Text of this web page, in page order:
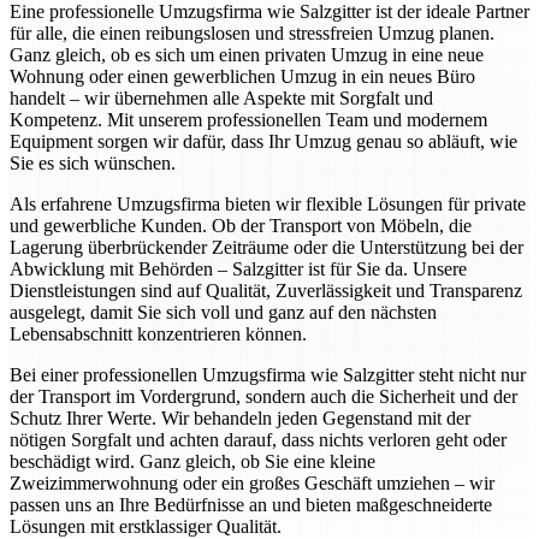
Eine professionelle Umzugsfirma wie Salzgitter ist der ideale Partner
für alle, die einen reibungslosen und stressfreien Umzug planen.
Ganz gleich, ob es sich um einen privaten Umzug in eine neue
Wohnung oder einen gewerblichen Umzug in ein neues Büro
handelt – wir übernehmen alle Aspekte mit Sorgfalt und
Kompetenz. Mit unserem professionellen Team und modernem
Equipment sorgen wir dafür, dass Ihr Umzug genau so abläuft, wie
Sie es sich wünschen.
Als erfahrene Umzugsfirma bieten wir flexible Lösungen für private
und gewerbliche Kunden. Ob der Transport von Möbeln, die
Lagerung überbrückender Zeiträume oder die Unterstützung bei der
Abwicklung mit Behörden – Salzgitter ist für Sie da. Unsere
Dienstleistungen sind auf Qualität, Zuverlässigkeit und Transparenz
ausgelegt, damit Sie sich voll und ganz auf den nächsten
Lebensabschnitt konzentrieren können.
Bei einer professionellen Umzugsfirma wie Salzgitter steht nicht nur
der Transport im Vordergrund, sondern auch die Sicherheit und der
Schutz Ihrer Werte. Wir behandeln jeden Gegenstand mit der
nötigen Sorgfalt und achten darauf, dass nichts verloren geht oder
beschädigt wird. Ganz gleich, ob Sie eine kleine
Zweizimmerwohnung oder ein großes Geschäft umziehen – wir
passen uns an Ihre Bedürfnisse an und bieten maßgeschneiderte
Lösungen mit erstklassiger Qualität.